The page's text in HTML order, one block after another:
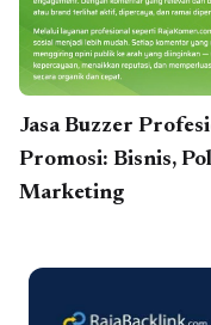
Jasa Buzzer
Promosi: Bisnis,
Marketing